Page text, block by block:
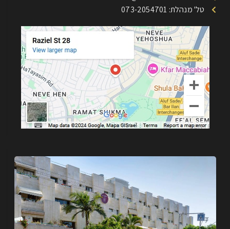
טל' מנהלת: 073-2054701